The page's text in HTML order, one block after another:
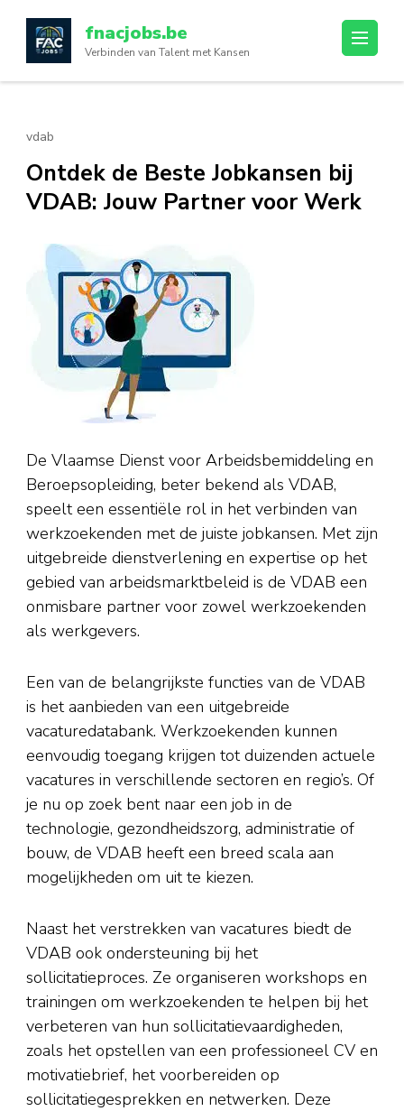
inhoud
(druk
enter)
fnacjobs.be
Verbinden van Talent met Kansen
vdab
Ontdek de Beste Jobkansen bij
VDAB: Jouw Partner voor Werk
De Vlaamse Dienst voor Arbeidsbemiddeling en
Beroepsopleiding, beter bekend als VDAB,
speelt een essentiële rol in het verbinden van
werkzoekenden met de juiste jobkansen. Met zijn
uitgebreide dienstverlening en expertise op het
gebied van arbeidsmarktbeleid is de VDAB een
onmisbare partner voor zowel werkzoekenden
als werkgevers.
Een van de belangrijkste functies van de VDAB
is het aanbieden van een uitgebreide
vacaturedatabank. Werkzoekenden kunnen
eenvoudig toegang krijgen tot duizenden actuele
vacatures in verschillende sectoren en regio’s. Of
je nu op zoek bent naar een job in de
technologie, gezondheidszorg, administratie of
bouw, de VDAB heeft een breed scala aan
mogelijkheden om uit te kiezen.
Naast het verstrekken van vacatures biedt de
VDAB ook ondersteuning bij het
sollicitatieproces. Ze organiseren workshops en
trainingen om werkzoekenden te helpen bij het
verbeteren van hun sollicitatievaardigheden,
zoals het opstellen van een professioneel CV en
motivatiebrief, het voorbereiden op
sollicitatiegesprekken en netwerken. Deze